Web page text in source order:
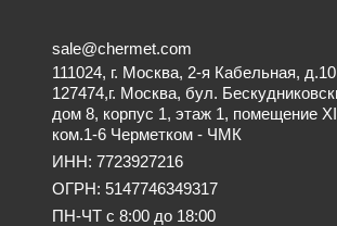
sale@chermet.com
111024, г. Москва, 2-я Кабельная, д.10
127474,г. Москва, бул.
дом 8, корпус 1, этаж 1, помещение
ком.1-6 Черметком - ЧМК
ИНН: 7723927216
ОГРН: 5147746349317
ПН-ЧТ с 8:00 до 18:00